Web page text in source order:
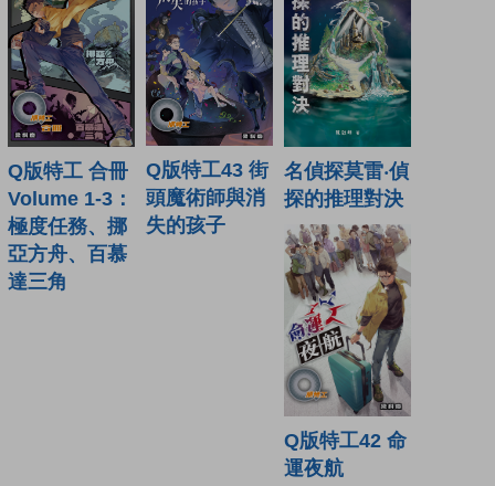
Q版特工 合冊
Volume 1-3：
極度任務、挪
亞方舟、百慕
達三角
Q版特工43 街
頭魔術師與消
失的孩子
名偵探莫雷‧偵
探的推理對決
Q版特工42 命
運夜航